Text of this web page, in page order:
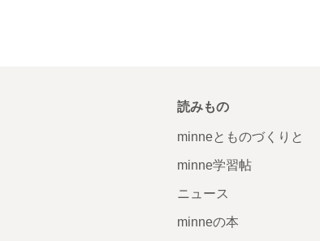
読みもの
minneとものづくりと
minne学習帖
ニュース
minneの本